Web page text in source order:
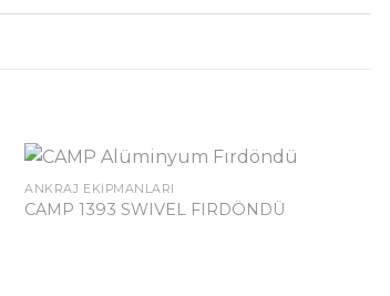
ANKRAJ EKIPMANLARI
CAMP 1393 SWIVEL FIRDÖNDÜ